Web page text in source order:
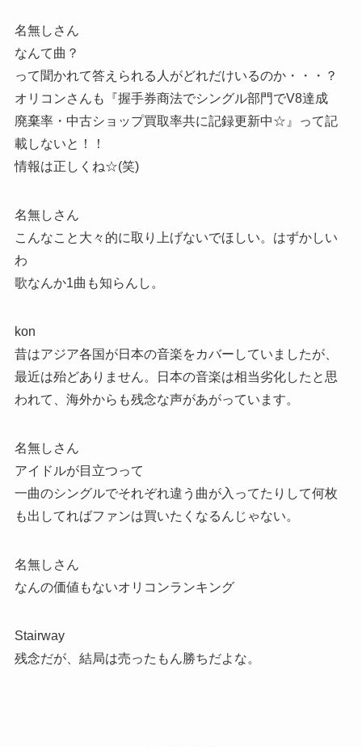
名無しさん
なんて曲？
って聞かれて答えられる人がどれだけいるのか・・・？
オリコンさんも『握手券商法でシングル部門でV8達成
廃棄率・中古ショップ買取率共に記録更新中☆』って記
載しないと！！
情報は正しくね☆(笑)
名無しさん
こんなこと大々的に取り上げないでほしい。はずかしい
わ
歌なんか1曲も知らんし。
kon
昔はアジア各国が日本の音楽をカバーしていましたが、
最近は殆どありません。日本の音楽は相当劣化したと思
われて、海外からも残念な声があがっています。
名無しさん
アイドルが目立つって
一曲のシングルでそれぞれ違う曲が入ってたりして何枚
も出してればファンは買いたくなるんじゃない。
名無しさん
なんの価値もないオリコンランキング
Stairway
残念だが、結局は売ったもん勝ちだよな。